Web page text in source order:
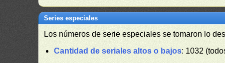
Series especiales
Los números de serie especiales se tomaron lo
Cantidad de seriales altos o bajos: 1032